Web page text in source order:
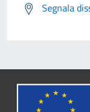
Segnala